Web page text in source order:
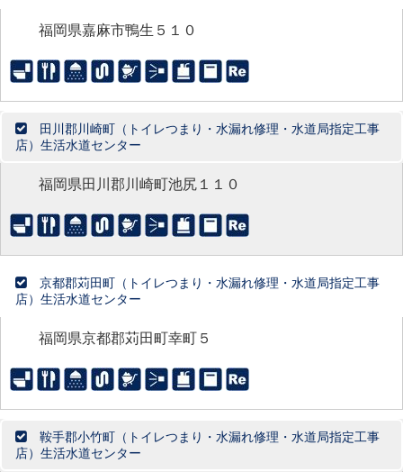
福岡県嘉麻市鴨生５１０
田川郡川崎町（トイレつまり・水漏れ修理・水道局指定工事
店）生活水道センター
福岡県田川郡川崎町池尻１１０
京都郡苅田町（トイレつまり・水漏れ修理・水道局指定工事
店）生活水道センター
福岡県京都郡苅田町幸町５
鞍手郡小竹町（トイレつまり・水漏れ修理・水道局指定工事
店）生活水道センター